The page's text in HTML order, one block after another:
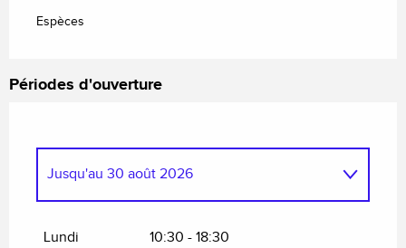
Espèces
Périodes d'ouverture
Jusqu'au 30 août 2026
Lundi 10:30 - 18:30